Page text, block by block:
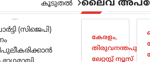
കൂടുതൽ
6, 2026
മലിനജല
ലൈവ്
കേരളം,
തിരുവനന്തപുരം
ലേറ്റസ്റ്റ് ന്യൂസ്